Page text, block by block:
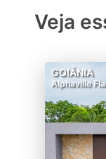
Veja
GOIÂNIA
Alphaville